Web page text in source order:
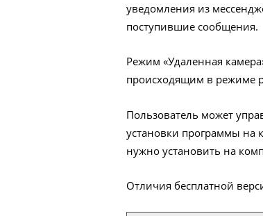
уведомления из
поступившие сообщения.
Режим «Удаленная
происходящим в режиме
Пользователь может
установки программы на
нужно установить на
Отличия бесплатной